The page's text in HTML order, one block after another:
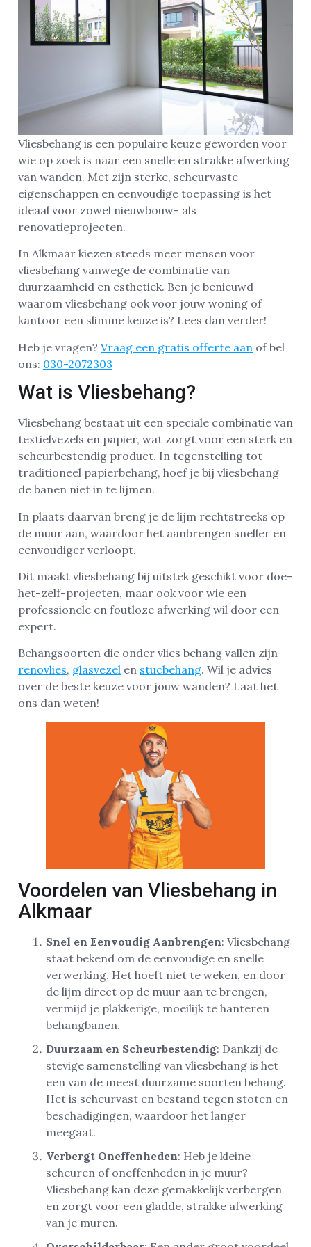
Vliesbehang is een populaire keuze geworden voor
wie op zoek is naar een snelle en strakke afwerking
van wanden. Met zijn sterke, scheurvaste
eigenschappen en eenvoudige toepassing is het
ideaal voor zowel nieuwbouw- als
renovatieprojecten.
In Alkmaar kiezen steeds meer mensen voor
vliesbehang vanwege de combinatie van
duurzaamheid en esthetiek. Ben je benieuwd
waarom vliesbehang ook voor jouw woning of
kantoor een slimme keuze is? Lees dan verder!
Heb je vragen? Vraag een gratis offerte aan of bel
ons: 030-2072303
Wat is Vliesbehang?
Vliesbehang bestaat uit een speciale combinatie van
textielvezels en papier, wat zorgt voor een sterk en
scheurbestendig product. In tegenstelling tot
traditioneel papierbehang, hoef je bij vliesbehang
de banen niet in te lijmen.
In plaats daarvan breng je de lijm rechtstreeks op
de muur aan, waardoor het aanbrengen sneller en
eenvoudiger verloopt.
Dit maakt vliesbehang bij uitstek geschikt voor doe-
het-zelf-projecten, maar ook voor wie een
professionele en foutloze afwerking wil door een
expert.
Behangsoorten die onder vlies behang vallen zijn
renovlies, glasvezel en stucbehang. Wil je advies
over de beste keuze voor jouw wanden? Laat het
ons dan weten!
Voordelen van Vliesbehang in
Alkmaar
Snel en Eenvoudig Aanbrengen: Vliesbehang
staat bekend om de eenvoudige en snelle
verwerking. Het hoeft niet te weken, en door
de lijm direct op de muur aan te brengen,
vermijd je plakkerige, moeilijk te hanteren
behangbanen.
Duurzaam en Scheurbestendig: Dankzij de
stevige samenstelling van vliesbehang is het
een van de meest duurzame soorten behang.
Het is scheurvast en bestand tegen stoten en
beschadigingen, waardoor het langer
meegaat.
Verbergt Oneffenheden: Heb je kleine
scheuren of oneffenheden in je muur?
Vliesbehang kan deze gemakkelijk verbergen
en zorgt voor een gladde, strakke afwerking
van je muren.